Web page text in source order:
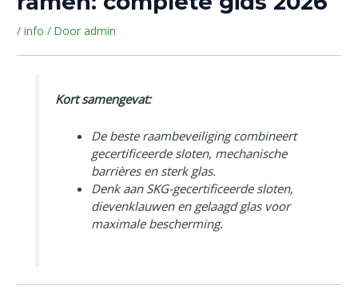
/info / Door admin
Kort samengevat:
De beste raambeveiliging combineert
gecertificeerde sloten, mechanische
barrières en sterk glas.
Denk aan SKG-gecertificeerde sloten,
dievenklauwen en gelaagd glas voor
maximale bescherming.